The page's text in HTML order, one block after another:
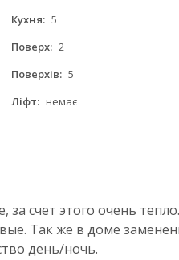
Кухня: 5
Поверх: 2
Поверхів: 5
Ліфт: немає
счет этого очень
Так же в доме
день/ночь.